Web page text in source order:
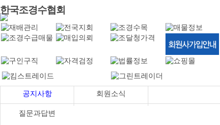
한국조경수협회
공지사항 회원소식
질문과답변